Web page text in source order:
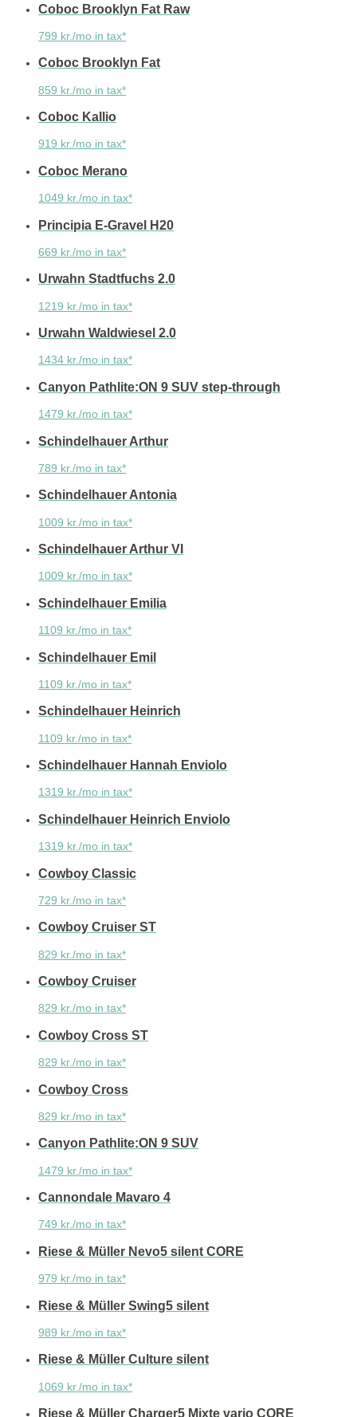
Coboc Brooklyn Fat Raw
799 kr./mo in tax*
Coboc Brooklyn Fat
859 kr./mo in tax*
Coboc Kallio
919 kr./mo in tax*
Coboc Merano
1049 kr./mo in tax*
Principia E-Gravel H20
669 kr./mo in tax*
Urwahn Stadtfuchs 2.0
1219 kr./mo in tax*
Urwahn Waldwiesel 2.0
1434 kr./mo in tax*
Canyon Pathlite:ON 9 SUV step-through
1479 kr./mo in tax*
Schindelhauer Arthur
789 kr./mo in tax*
Schindelhauer Antonia
1009 kr./mo in tax*
Schindelhauer Arthur VI
1009 kr./mo in tax*
Schindelhauer Emilia
1109 kr./mo in tax*
Schindelhauer Emil
1109 kr./mo in tax*
Schindelhauer Heinrich
1109 kr./mo in tax*
Schindelhauer Hannah Enviolo
1319 kr./mo in tax*
Schindelhauer Heinrich Enviolo
1319 kr./mo in tax*
Cowboy Classic
729 kr./mo in tax*
Cowboy Cruiser ST
829 kr./mo in tax*
Cowboy Cruiser
829 kr./mo in tax*
Cowboy Cross ST
829 kr./mo in tax*
Cowboy Cross
829 kr./mo in tax*
Canyon Pathlite:ON 9 SUV
1479 kr./mo in tax*
Cannondale Mavaro 4
749 kr./mo in tax*
Riese & Müller Nevo5 silent CORE
979 kr./mo in tax*
Riese & Müller Swing5 silent
989 kr./mo in tax*
Riese & Müller Culture silent
1069 kr./mo in tax*
Riese & Müller Charger5 Mixte vario CORE